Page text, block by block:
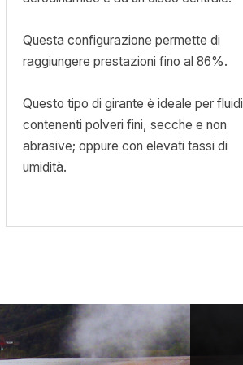
Questa configurazione permette di
raggiungere prestazioni fino al 86%.
Questo tipo di girante è ideale per fluidi
contenenti polveri fini, secche e non
abrasive; oppure con elevati tassi di
umidità.